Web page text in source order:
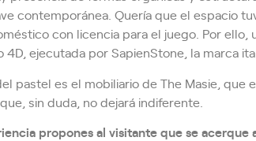
contemporánea. Quería que el espacio
con licencia para el juego. Por
4D, ejecutada por SapienStone, la marca
pastel es el mobiliario de The Masie, que
sin duda, no dejará indiferente.
propones al visitante que se acerque